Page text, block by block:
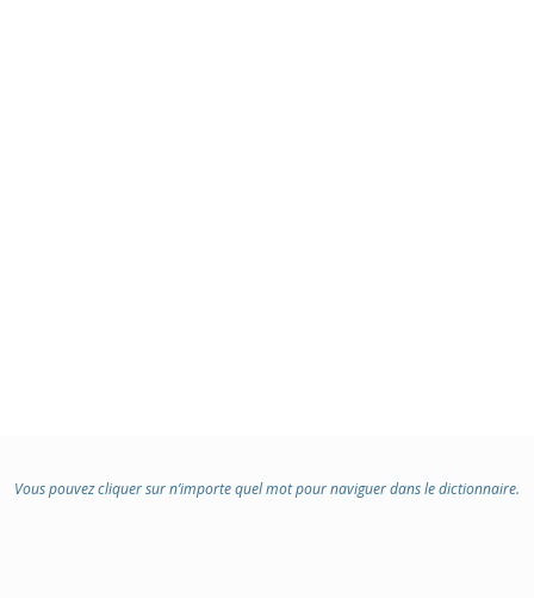
Vous pouvez cliquer sur n’importe quel mot pour naviguer dans le dictionnaire.